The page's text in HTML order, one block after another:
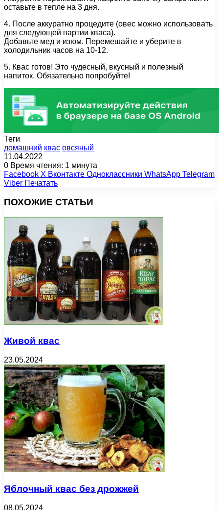
оставьте в тепле на 3 дня.
4. После аккуратно процедите (овес можно использовать
для следующей партии кваса).
Добавьте мед и изюм. Перемешайте и уберите в
холодильник часов на 10-12.
5. Квас готов! Это чудесный, вкусный и полезный
напиток. Обязательно попробуйте!
Теги
домашний квас овсяный
11.04.2022
0 Время чтения: 1 минута
Facebook X Вконтакте Одноклассники WhatsApp Telegram
Viber Печатать
ПОХОЖИЕ СТАТЬИ
Живой квас
23.05.2024
Яблочный квас без дрожжей
08.05.2024